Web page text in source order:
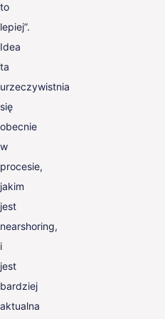
to
lepiej”.
Idea
ta
urzeczywistnia
się
obecnie
w
procesie,
jakim
jest
nearshoring,
i
jest
bardziej
aktualna